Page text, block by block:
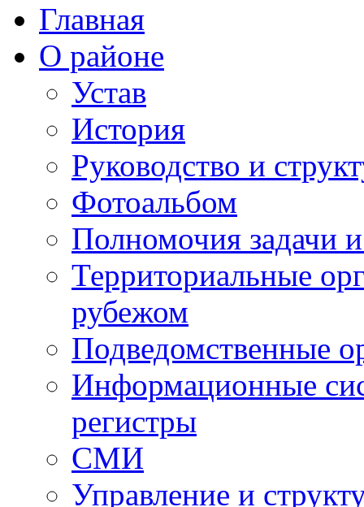
Главная
О районе
Устав
История
Руководство и
Фотоальбом
Полномочия задачи
Территориальные
рубежом
Подведомственные
Информационные
регистры
СМИ
Управление и